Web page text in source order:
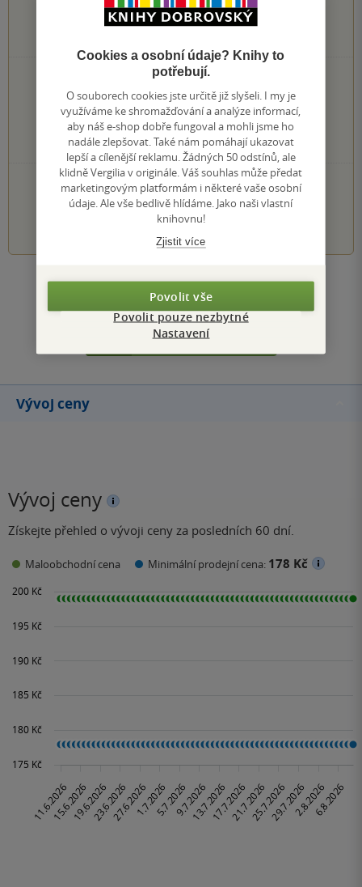
0×
5 hvězdiček
0×
4 hvězdičky
0×
3 hvězdičky
0×
2 hvězdičky
0×
1 hvezdička
PŘIDEJTE SVÉ HODNOCENÍ KNIHY
3 4 5
Zobrazit všechna hodnocení
Přidat hodnocení
Vývoj ceny
Vývoj ceny
Získejte přehled o vývoji ceny za posledních 60 dní.
Maloobchodní cena Minimální prodejní cena: 178 Kč
Cookies a osobní údaje? Knihy to
potřebují.
O souborech cookies jste určitě již slyšeli. I my je
využíváme ke shromažďování a analýze informací,
aby náš e-shop dobře fungoval a mohli jsme ho
nadále zlepšovat. Také nám pomáhají ukazovat
lepší a cílenější reklamu. Žádných 50 odstínů, ale
klidně Vergilia v originále. Váš souhlas může předat
marketingovým platformám i některé vaše osobní
údaje. Ale vše bedlivě hlídáme. Jako naši vlastní
knihovnu!
Zjistit více
Povolit vše
Povolit pouze nezbytné
Nastavení